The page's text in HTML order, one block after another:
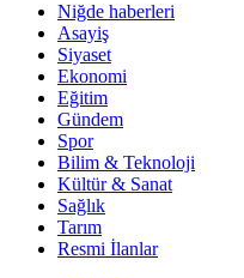
Niğde haberleri
Asayiş
Siyaset
Ekonomi
Eğitim
Gündem
Spor
Bilim & Teknoloji
Kültür & Sanat
Sağlık
Tarım
Resmi İlanlar